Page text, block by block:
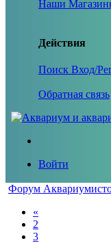
Наши
Действия
Поиск Вход/
Обратная связь
Войти
Форум
«
2
3